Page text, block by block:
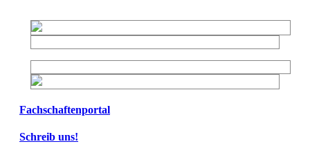
Fachschaftenportal
Schreib uns!